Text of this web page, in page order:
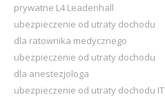
prywatne L4 Leadenhall
ubezpieczenie od utraty dochodu
dla ratownika medycznego
ubezpieczenie od utraty dochodu
dla anestezjologa
ubezpieczenie od utraty dochodu IT